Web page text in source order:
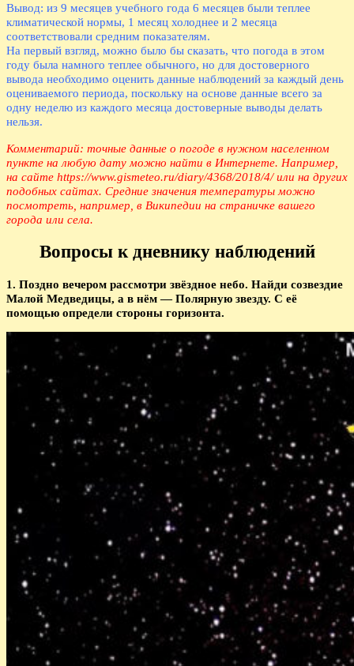
Вывод: из 9 месяцев учебного года 6 месяцев были теплее
климатической нормы, 1 месяц холоднее и 2 месяца
соответствовали средним показателям.
На первый взгляд, можно было бы сказать, что погода в этом
году была намного теплее обычного, но для достоверного
вывода необходимо оценить данные наблюдений за каждый день
оцениваемого периода, поскольку на основе данные всего за
одну неделю из каждого месяца достоверные выводы делать
нельзя.
Комментарий: точные данные о погоде в нужном населенном
пункте на любую дату можно найти в Интернете. Например,
на сайте https://www.gismeteo.ru/diary/4368/2018/4/ или на других
подобных сайтах. Средние значения температуры можно
посмотреть, например, в Википедии на страничке вашего
города или села.
Вопросы к дневнику наблюдений
1. Поздно вечером рассмотри звёздное небо. Найди созвездие
Малой Медведицы, а в нём — Полярную звезду. С её
помощью определи стороны горизонта.